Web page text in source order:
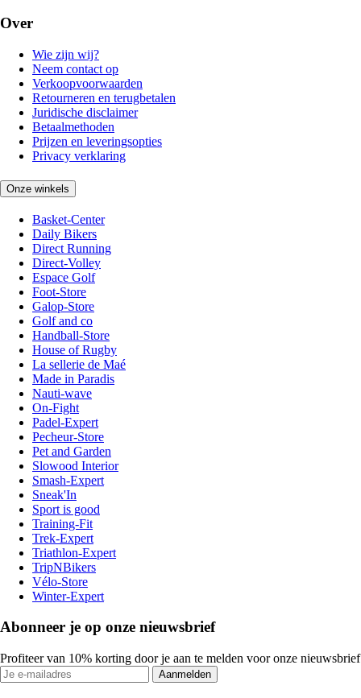
Over
Wie zijn wij?
Neem contact op
Verkoopvoorwaarden
Retourneren en terugbetalen
Juridische disclaimer
Betaalmethoden
Prijzen en leveringsopties
Privacy verklaring
Onze winkels
Basket-Center
Daily Bikers
Direct Running
Direct-Volley
Espace Golf
Foot-Store
Galop-Store
Golf and co
Handball-Store
House of Rugby
La sellerie de Maé
Made in Paradis
Nauti-wave
On-Fight
Padel-Expert
Pecheur-Store
Pet and Garden
Slowood Interior
Smash-Expert
Sneak'In
Sport is good
Training-Fit
Trek-Expert
Triathlon-Expert
TripNBikers
Vélo-Store
Winter-Expert
Abonneer je op onze nieuwsbrief
Profiteer van 10% korting door je aan te melden voor onze nieuwsbrief
Aanmelden